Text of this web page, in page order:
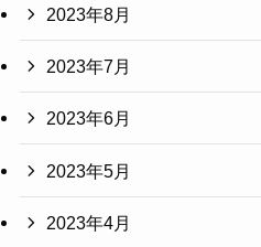
2023年8月
2023年7月
2023年6月
2023年5月
2023年4月